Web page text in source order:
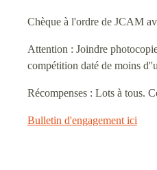
Chèque à l'ordre de JCAM
Attention : Joindre
compétition daté de moins
Récompenses : Lots à tous.
Bulletin d'engagement ici